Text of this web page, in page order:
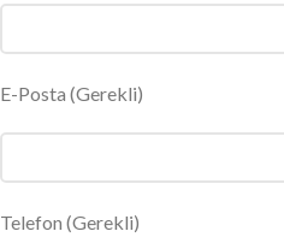
E-Posta (Gerekli)
Telefon (Gerekli)